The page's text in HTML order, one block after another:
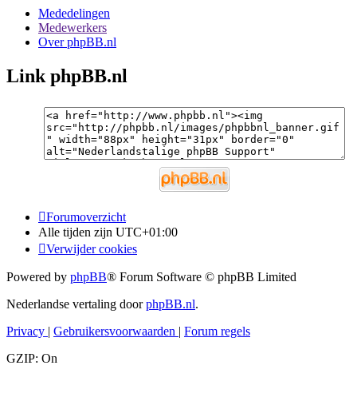
Mededelingen
Medewerkers
Over phpBB.nl
Link phpBB.nl
Forumoverzicht
Alle tijden zijn UTC+01:00
Verwijder cookies
Powered by phpBB® Forum Software © phpBB Limited
Nederlandse vertaling doorphpBB.nl.
Privacy | Gebruikersvoorwaarden | Forum regels
GZIP: On